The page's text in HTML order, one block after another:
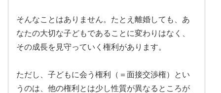
そんなことはありません。たとえ離婚しても、あ
なたの大切な子どもであることに変わりはなく、
その成長を見守っていく権利があります。
ただし、子どもに会う権利（＝面接交渉権）とい
うのは、他の権利とは少し性質が異なるところが